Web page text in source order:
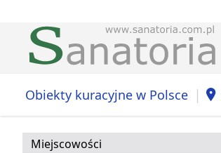
Obiekty kuracyjne w Polsce |
Miejscowości